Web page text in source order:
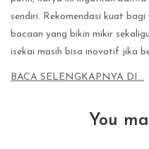
sendiri. Rekomendasi kuat
bacaan yang bikin mikir
isekai masih bisa inovatif jika
BACA SELENGKAPNYA DI…
You